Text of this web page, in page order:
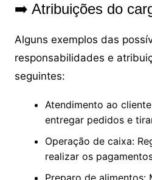
➡️ Atribuições do
Alguns exemplos das
responsabilidades e
seguintes:
Atendimento ao
entregar pedidos e
Operação de caixa:
realizar os